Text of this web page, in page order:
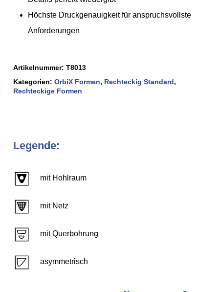
Höchste Druckgenauigkeit für anspruchsvollste
Anforderungen
Artikelnummer: T8013
Kategorien: OrbiX Formen, Rechteckig Standard,
Rechteckige Formen
Legende:
mit Hohlraum
mit Netz
mit Querbohrung
asymmetrisch